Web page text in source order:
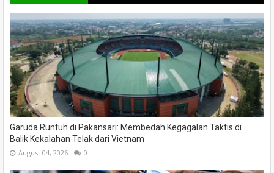
Garuda Runtuh di Pakansari: Membedah Kegagalan Taktis di
Balik Kekalahan Telak dari Vietnam
August 04, 2026 0